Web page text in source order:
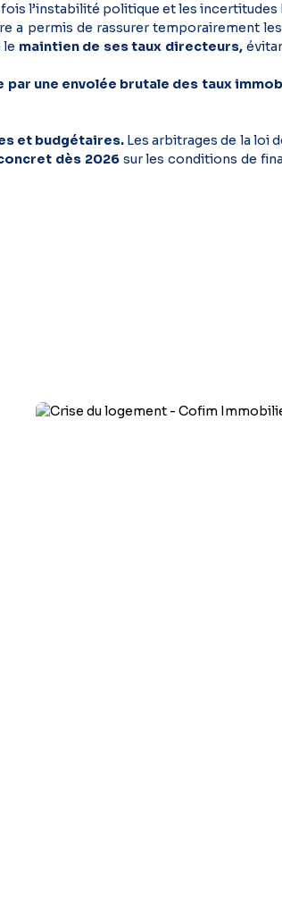
l’instabilité politique et les incertitudes
a permis de rassurer temporairement
maintien de ses taux directeurs,
par une envolée brutale des taux
et budgétaires. Les arbitrages de la loi
dès 2026sur les conditions de